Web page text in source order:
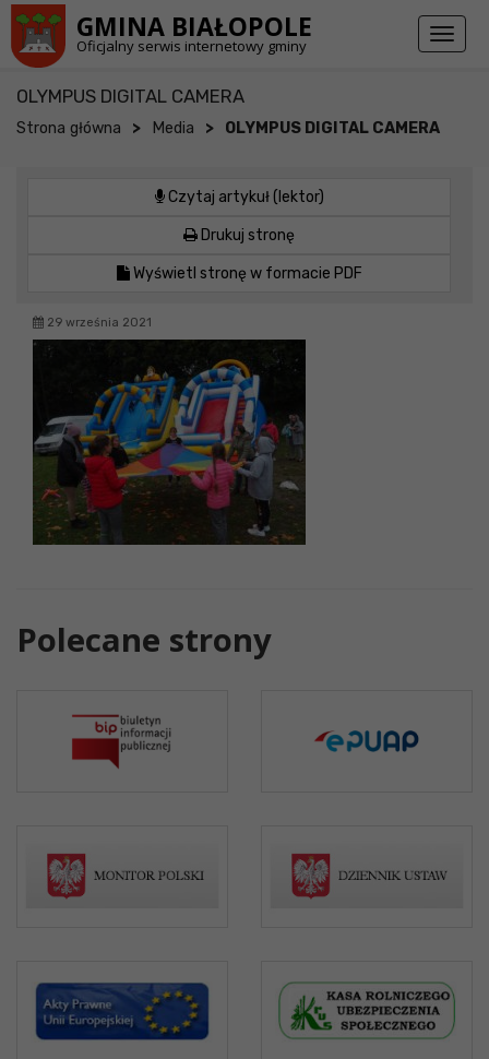
GMINA BIAŁOPOLE
Oficjalny serwis internetowy gminy
Toggle
OLYMPUS DIGITAL CAMERA
Strona główna > Media > OLYMPUS DIGITAL CAMERA
Czytaj artykuł (lektor)
Drukuj stronę
Wyświetl stronę w formacie PDF
29 września 2021
Polecane strony